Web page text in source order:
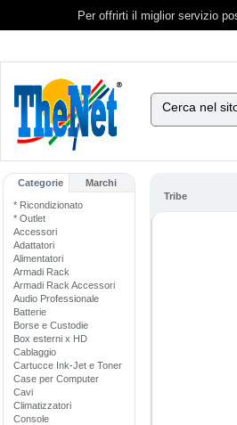
Per offrirti il miglior servizio
Cerca nel
Categorie Marchi
* Ricondizionato
* Outlet
Accessori
Adattatori
Alimentatori
Armadi Rack
Armadi Rack Accessori
Audio Professionale
Batterie
Borse e Custodie
Box esterni x HD
Cablaggio
Cartucce Ink-Jet e Toner
Case per Computer
Cavi
Climatizzatori
Console
Tribe